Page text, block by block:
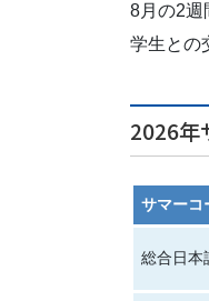
8月の2週
学生との
2026年
サマーコ
総合日本